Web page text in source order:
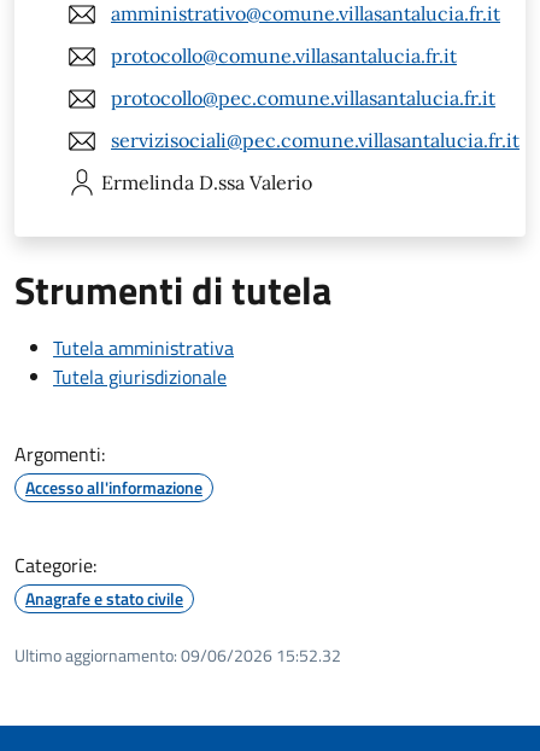
amministrativo@comune.villasantalucia.fr.it
protocollo@comune.villasantalucia.fr.it
protocollo@pec.comune.villasantalucia.fr.it
servizisociali@pec.comune.villasantalucia.fr.it
Ermelinda D.ssa Valerio
Strumenti di tutela
Tutela amministrativa
Tutela giurisdizionale
Argomenti:
Accesso all'informazione
Categorie:
Anagrafe e stato civile
Ultimo aggiornamento:09/06/2026 15:52.32